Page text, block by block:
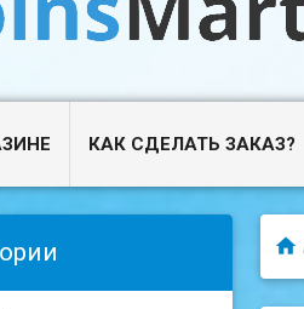
КАК СДЕЛАТЬ ЗАКАЗ?
